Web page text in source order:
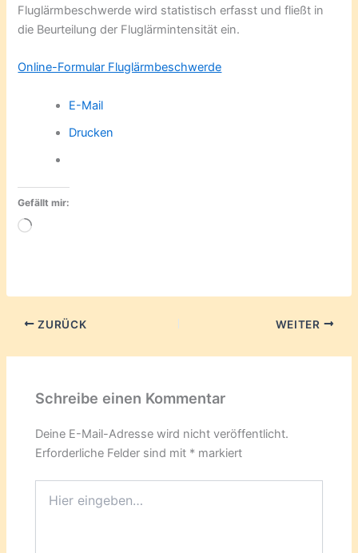
Fluglärmbeschwerde wird statistisch erfasst und fließt in
die Beurteilung der Fluglärmintensität ein.
Online-Formular Fluglärmbeschwerde
E-Mail
Drucken
Gefällt mir:
Wird
ZURÜCK WEITER
Schreibe einen Kommentar
Deine E-Mail-Adresse wird nicht veröffentlicht.
Erforderliche Felder sind mit * markiert
eingeben…